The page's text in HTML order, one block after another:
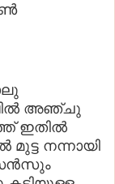
അഞ്ചു
ഇതില്‍
നന്നായി